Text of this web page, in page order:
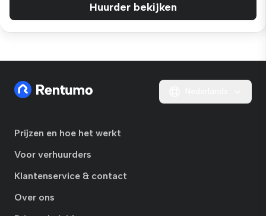
Huurder bekijken
Prijzen en hoe het werkt
Voor verhuurders
Klantenservice & contact
Over ons